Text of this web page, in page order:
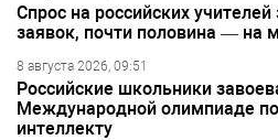
Спрос на российских
заявок, почти половина — на
8 августа 2026, 09:51
Российские школьники
Международной олимпиаде
интеллекту